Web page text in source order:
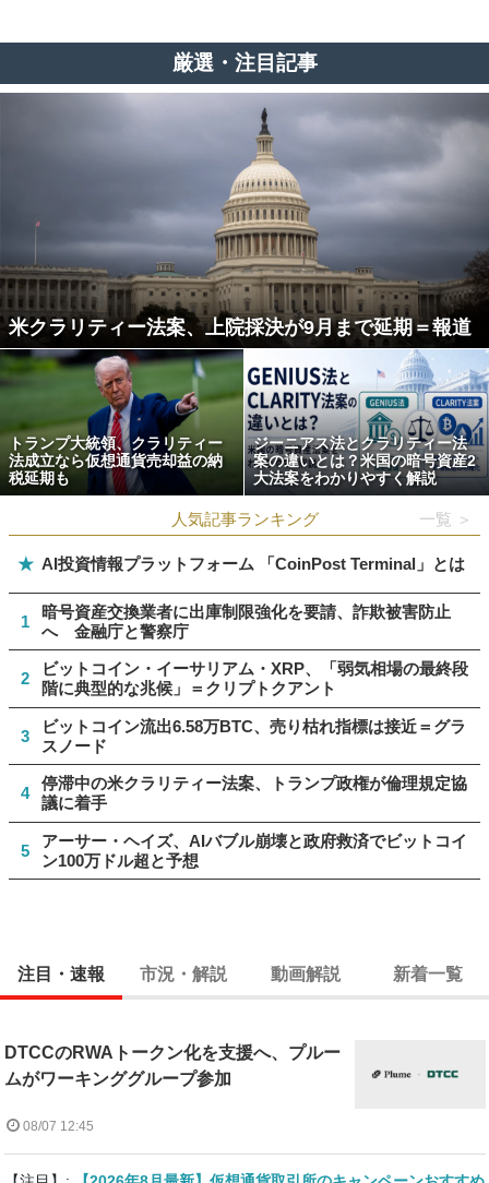
厳選・注目記事
米クラリティー法案、上院採決が9月まで延期＝報道
トランプ大統領、クラリティー
法成立なら仮想通貨売却益の納
税延期も
ジーニアス法とクラリティー法
案の違いとは？米国の暗号資産2
大法案をわかりやすく解説
人気記事ランキング 一覧 ＞
★ AI投資情報プラットフォーム 「CoinPost Terminal」とは
1
暗号資産交換業者に出庫制限強化を要請、詐欺被害防止
へ 金融庁と警察庁
2
ビットコイン・イーサリアム・XRP、「弱気相場の最終段
階に典型的な兆候」＝クリプトクアント
3
ビットコイン流出6.58万BTC、売り枯れ指標は接近＝グラ
スノード
4
停滞中の米クラリティー法案、トランプ政権が倫理規定協
議に着手
5
アーサー・ヘイズ、AIバブル崩壊と政府救済でビットコイ
ン100万ドル超と予想
注目・速報 市況・解説 動画解説 新着一覧
DTCCのRWAトークン化を支援へ、プルー
ムがワーキンググループ参加
08/07 12:45